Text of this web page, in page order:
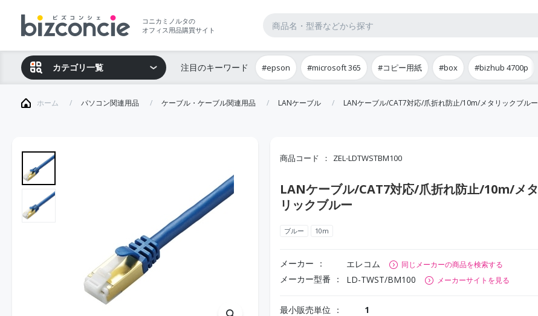
コニカミノルタの
オフィス用品購買サイト
カテゴリ一覧 注目のキーワード #epson #microsoft 365 #コピー用紙 #box #bizhub 4700p
ホーム パソコン関連用品 ケーブル・ケーブル関連用品 LANケーブル LANケーブル/CAT7対応/爪折れ防止/10m/メタリックブルー
商品コード ZEL-LDTWSTBM100
LANケーブル/CAT7対応/爪折れ防止/10m/メタ
リックブルー
ブルー 10m
メーカー エレコム 同じメーカーの商品を検索する
メーカー型番 LD-TWST/BM100 メーカーサイトを見る
最小販売単位 1